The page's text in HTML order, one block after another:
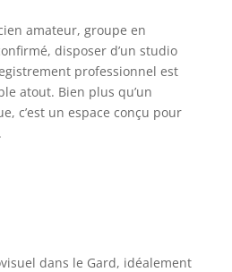
amateur, groupe en
disposer d’un studio
professionnel est
atout. Bien plus qu’un
c’est un espace conçu pour
dans le Gard, idéalement